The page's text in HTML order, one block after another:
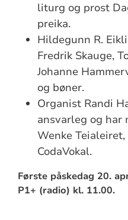
liturg og prost
preika.
Hildegunn R.
Fredrik Skauge,
Johanne
og bøner.
Organist Randi
ansvarleg og har
Wenke
CodaVokal.
Første påskedag 20.
P1+ (radio) kl. 11.00.